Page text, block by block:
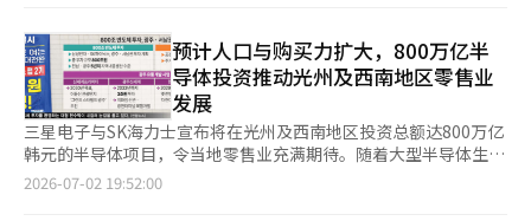
长19%，Olive Young西归浦门店销售额增长94%，接近翻倍。这
一趋势显示，外籍游客消费正从传统购物场所扩展至便利店、美妆
店等日常生活消费渠道。 百货店方面，今年上半年，乐天百货釜
山总店、乐天购物中心东釜山店外籍游客销售额同比分别增长
125%和150%，新世界百货Centum City店增长约226%。业内认
为，外籍游客消费正逐步从首尔核心商圈向地方主要商圈扩散。
这一变化与外籍游客赴地方旅游人数持续增加密切相关。韩国机场
公社数据显示，今年1至5月，经金海、济州、大邱、清州和襄阳五
80上升了12点。 RBSI以100为基准，超过100意味着对下个季度
的经济持乐观态度的企业较多，低于100则意味着持悲观态度的企
业较多。 韩国商会分析认为，外国游客的增加、夏季假期的特殊
性以及9月24日至26日的中秋节假期所带来的消费扩张预期，推动
了感受经济的回暖。 在预计第三季度经济将好转的178家企业中，
80.3%选择了“由于夏季假期和节日等需求增加”作为理由。认
为“家庭消费心理改善”的比例也达到了57.9%。 从业态来看，百
货商店的经济展望最为乐观。百货商店的RBSI从第二季度的115上
预计人口与购买力扩大，800万亿半
导体投资推动光州及西南地区零售业
发展
三星电子与SK海力士宣布将在光州及西南地区投资总额达800万亿
韩元的半导体项目，令当地零售业充满期待。随着大型半导体生产
基地的建立，高收入专业人士、合作企业员工及相关产业从业者将
2026-07-02 19:52:00